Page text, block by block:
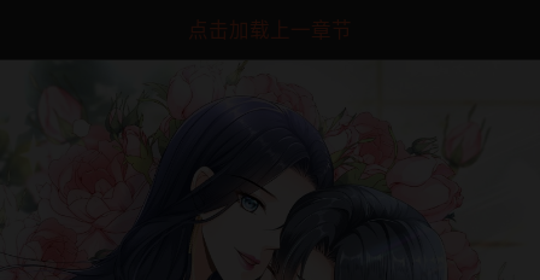
点击加载上一章节